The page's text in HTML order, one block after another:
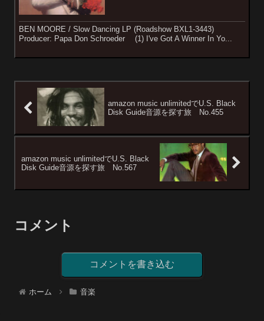
BEN MOORE / Slow Dancing LP (Roadshow BXL1-3443)
Producer: Papa Don Schroeder (1) I've Got A Winner In Yo...
amazon music unlimitedでU.S. Black
Disk Guide音源を探す旅 No.455
amazon music unlimitedでU.S. Black
Disk Guide音源を探す旅 No.567
コメント
コメントを書き込む
ホーム 音楽